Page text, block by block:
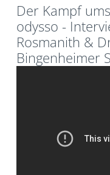
Der Kampf
odysso -
Rosmanith &
Bingenheimer